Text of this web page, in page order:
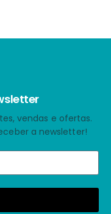
vendas e ofertas.
a newsletter!